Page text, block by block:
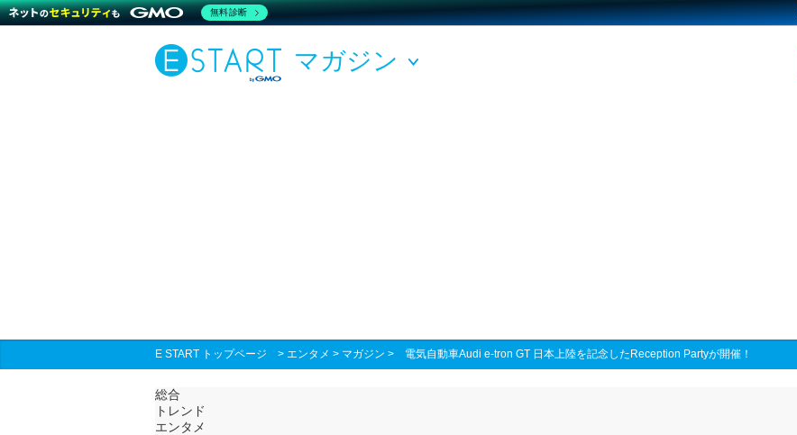
マガジン
E START トップページ > エンタメ > マガジン > 電気自動車Audi e-tron GT 日本上陸を記念したReception Partyが開催！
総合
トレンド
エンタメ
無料診断